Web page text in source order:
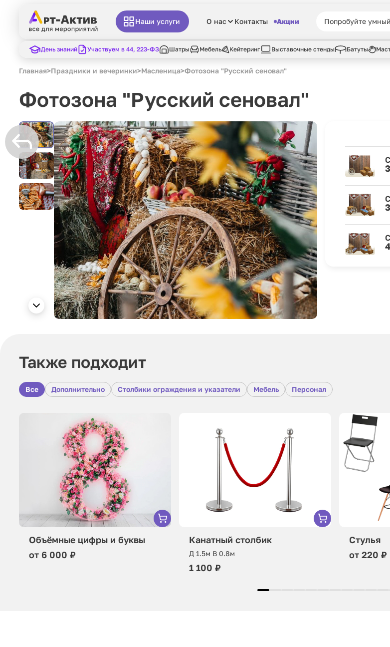
Наши услуги О нас Контакты Акции
День знаний Участвуем в 44, 223-ФЗ Шатры Мебель Кейтеринг Выставочные стенды Батуты
Главная>Праздники и вечеринки>Масленица>Фотозона "Русский сеновал"
Фотозона "Русский сеновал"
Также подходит
Все Дополнительно Столбики ограждения и указатели Мебель Персонал
Объёмные цифры и буквы
от 6 000 ₽
Канатный столбик
Д 1.5м В 0.8м
1 100 ₽
Стулья
от 220 ₽